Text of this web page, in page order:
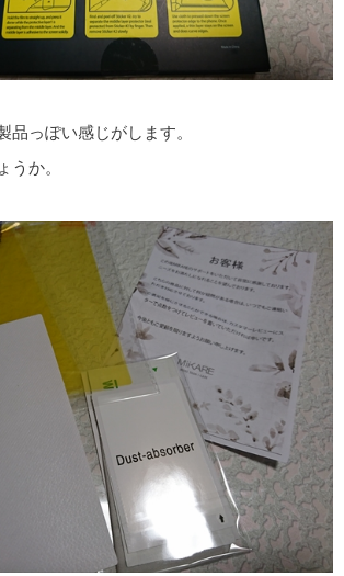
品っぽい感じがします。
うか。